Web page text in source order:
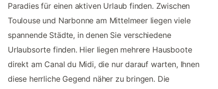
Paradies für einen aktiven Urlaub finden. Zwischen
Toulouse und Narbonne am Mittelmeer liegen viele
spannende Städte, in denen Sie verschiedene
Urlaubsorte finden. Hier liegen mehrere Hausboote
direkt am Canal du Midi, die nur darauf warten, Ihnen
diese herrliche Gegend näher zu bringen. Die